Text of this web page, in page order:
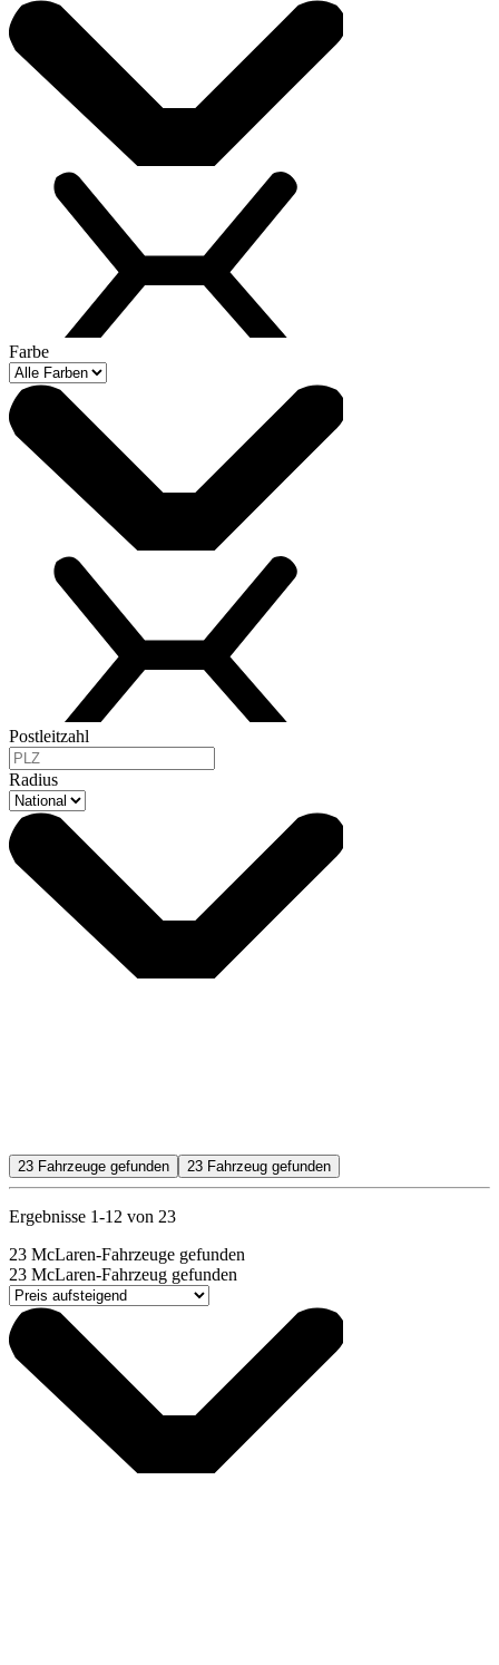
Farbe
Postleitzahl
Radius
23 Fahrzeuge gefunden 23 Fahrzeug gefunden
Ergebnisse 1-12 von 23
23 McLaren-Fahrzeuge gefunden
23 McLaren-Fahrzeug gefunden